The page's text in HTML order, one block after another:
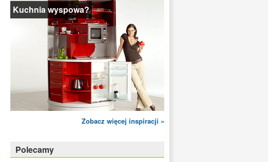
Kuchnia wyspowa?
Zobacz więcej inspiracji »
Polecamy